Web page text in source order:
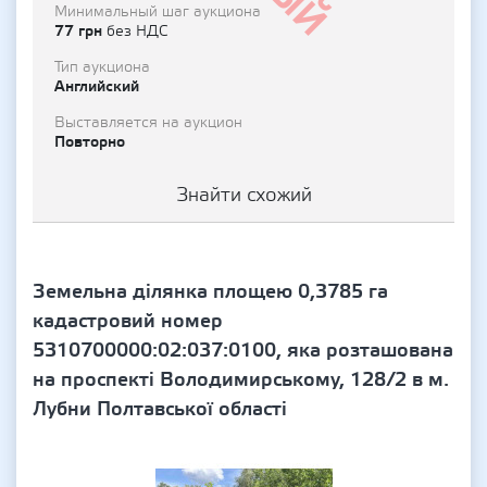
Минимальный шаг аукциона
77 грн без НДС
Тип аукциона
Английский
Выставляется на аукцион
Повторно
Знайти схожий
Земельна ділянка площею 0,3785 га
кадастровий номер
5310700000:02:037:0100, яка розташована
на проспекті Володимирському, 128/2 в м.
Лубни Полтавської області